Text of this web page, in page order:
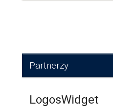
Partnerzy
LogosWidget